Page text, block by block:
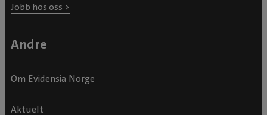
Jobb hos oss >
Andre
Om Evidensia Norge
Aktuelt